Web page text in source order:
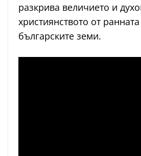
разкрива величието и
християнството от
българските земи.